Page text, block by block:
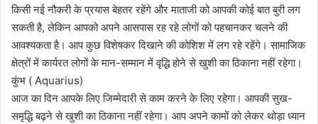
किसी नई नौकरी के प्रयास बेहतर रहेंगे और माताजी को आपकी कोई बात बुरी लग
सकती है, लेकिन आपको अपने आसपास रह रहे लोगों को पहचानकर चलने की
आवश्यकता है। आप कुछ विशेषकर दिखाने की कोशिश में लग रहे रहेंगे। सामाजिक
क्षेत्रों में कार्यरत लोगों के मान-सम्मान में वृद्धि होने से खुशी का ठिकाना नहीं रहेगा।
कुंभ ( Aquarius)
आज का दिन आपके लिए जिम्मेदारी से काम करने के लिए रहेगा। आपकी सुख-
समृद्धि बढ़ने से खुशी का ठिकाना नहीं रहेगा। आप अपने कामों को लेकर थोड़ा ध्यान